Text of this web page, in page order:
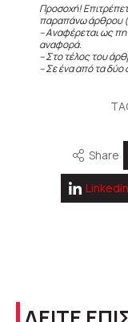
Προσοχή!
παραπάνω άρθρου (
– Αναφέρεται ως
αναφορά.
– Στο τέλος του
– Σε ένα από τα δύο
Share
Linkedin